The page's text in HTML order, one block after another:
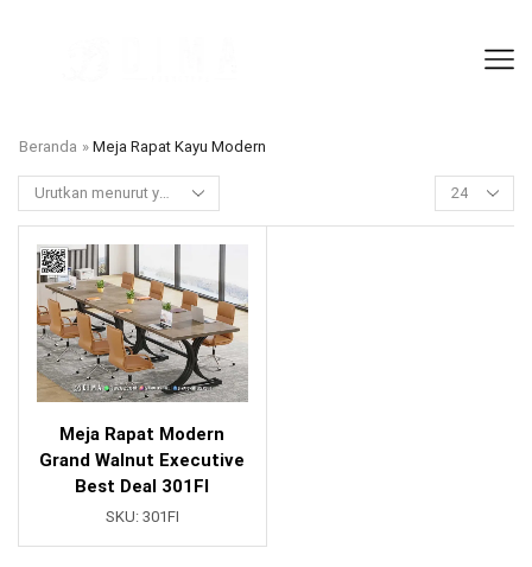
Beranda » Meja Rapat Kayu Modern
Meja Rapat Modern
Grand Walnut Executive
Best Deal 301FI
SKU: 301FI